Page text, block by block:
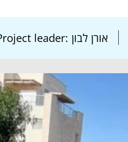
leader: אורן לבון